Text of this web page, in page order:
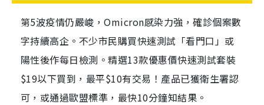
第5波疫情仍嚴峻，Omicron感染力強，確診個案數
字持續高企。不少市民購買快速測試「看門口」或
陽性後作每日檢測。精選13款優惠價快速測試套裝
$19以下買到，最平$10有交易！產品已獲衛生署認
可，或通過歐盟標準，最快10分鐘知結果。